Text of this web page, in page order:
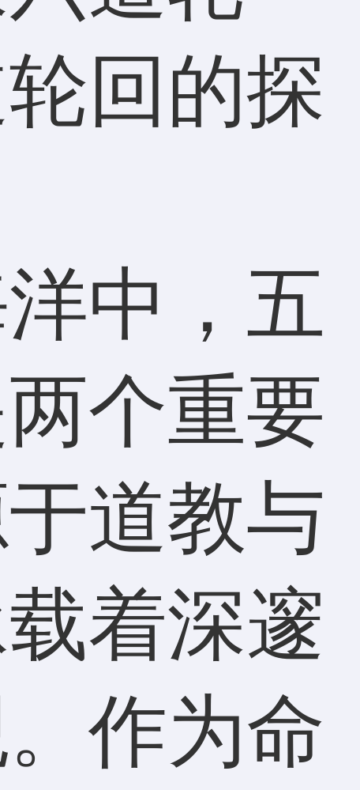
回的探
中，五
个重要
道教与
着深邃
作为命